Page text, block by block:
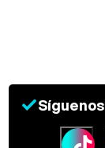
Síguenos